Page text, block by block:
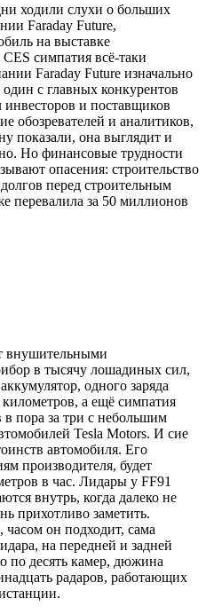
ходили слухи о больших
Faraday Future,
на выставке
симпатия всё-таки
Faraday Future изначально
с главных конкурентов
и поставщиков
обозревателей и аналитиков,
показали, она выглядит и
Но финансовые трудности
опасения: строительство
перед строительным
перевалила за 50 миллионов
внушительными
в тысячу лошадиных сил,
одного заряда
а ещё симпатия
в пора за три с небольшим
Tesla Motors. И сие
автомобиля. Его
производителя, будет
в час. Лидары у FF91
внутрь, когда далеко не
прихотливо заметить.
он подходит, сама
на передней и задней
по десять камер, дюжина
радаров, работающих